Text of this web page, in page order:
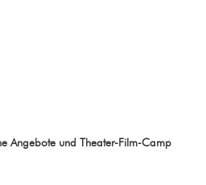
Angebote und Theater-Film-Camp